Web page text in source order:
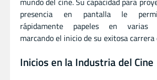
presencia en pantalla le
rápidamente papeles en varias
marcando el inicio de su exitosa
Inicios en la Industria del Cine